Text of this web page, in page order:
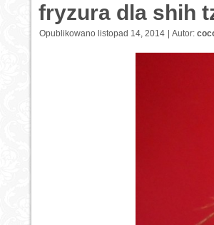
fryzura dla shih
Opublikowano listopad 14, 2014 Autor: